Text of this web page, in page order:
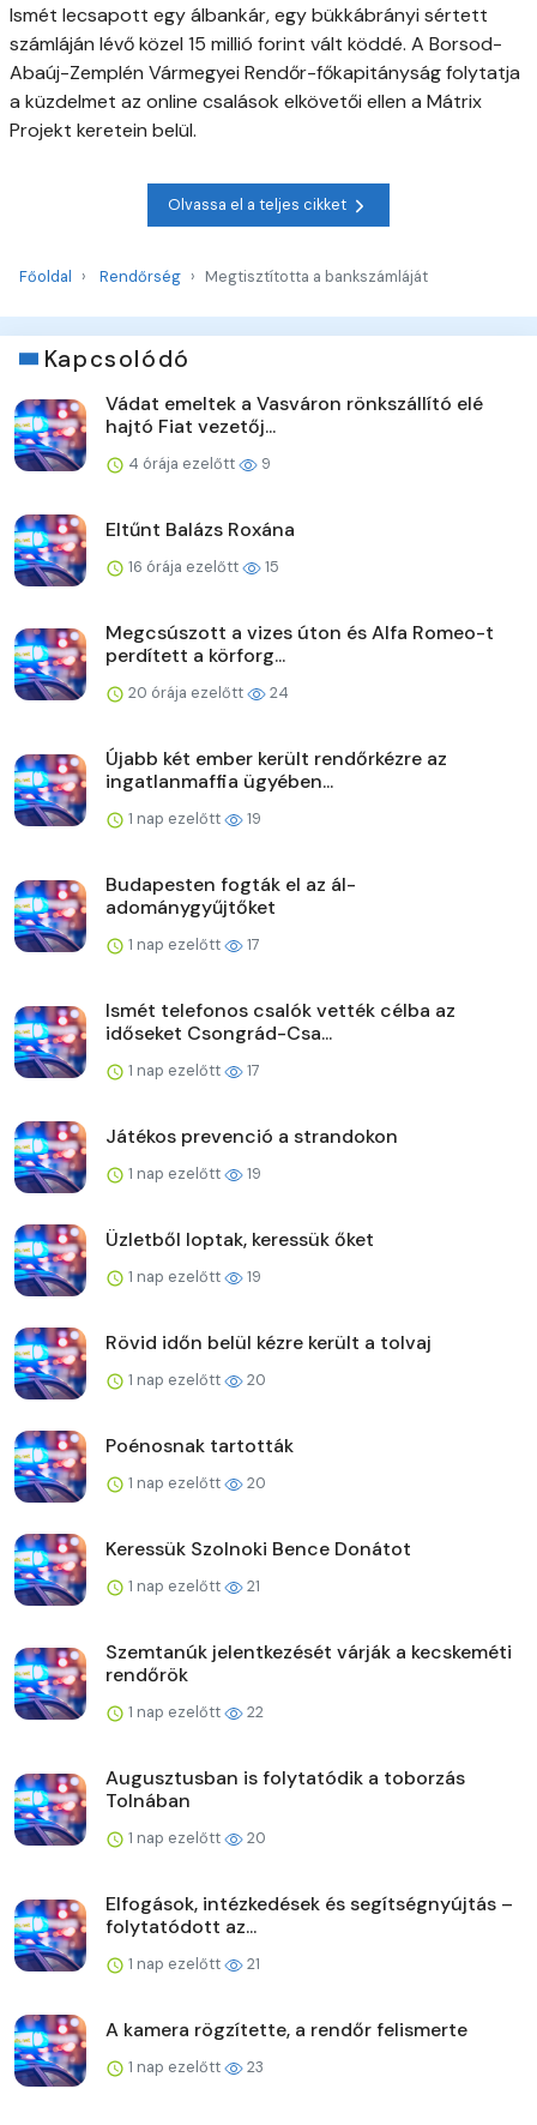
Ismét lecsapott egy álbankár, egy bükkábrányi sértett
számláján lévő közel 15 millió forint vált köddé. A Borsod-
Abaúj-Zemplén Vármegyei Rendőr-főkapitányság folytatja
a küzdelmet az online csalások elkövetői ellen a Mátrix
Projekt keretein belül.
Olvassa el a teljes cikket
Főoldal Rendőrség Megtisztította a bankszámláját
Kapcsolódó
Vádat emeltek a Vasváron rönkszállító elé
hajtó Fiat vezetőj...
4 órája ezelőtt 9
Eltűnt Balázs Roxána
16 órája ezelőtt 15
Megcsúszott a vizes úton és Alfa Romeo-t
perdített a körforg...
20 órája ezelőtt 24
Újabb két ember került rendőrkézre az
ingatlanmaffia ügyében...
1 nap ezelőtt 19
Budapesten fogták el az ál-
adománygyűjtőket
1 nap ezelőtt 17
Ismét telefonos csalók vették célba az
időseket Csongrád-Csa...
1 nap ezelőtt 17
Játékos prevenció a strandokon
1 nap ezelőtt 19
Üzletből loptak, keressük őket
1 nap ezelőtt 19
Rövid időn belül kézre került a tolvaj
1 nap ezelőtt 20
Poénosnak tartották
1 nap ezelőtt 20
Keressük Szolnoki Bence Donátot
1 nap ezelőtt 21
Szemtanúk jelentkezését várják a kecskeméti
rendőrök
1 nap ezelőtt 22
Augusztusban is folytatódik a toborzás
Tolnában
1 nap ezelőtt 20
Elfogások, intézkedések és segítségnyújtás –
folytatódott az...
1 nap ezelőtt 21
A kamera rögzítette, a rendőr felismerte
1 nap ezelőtt 23